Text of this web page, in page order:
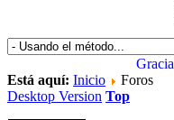
Está aquí: Inicio
Foros
Desktop Version Top